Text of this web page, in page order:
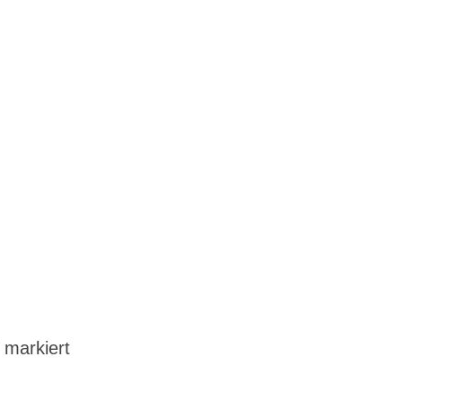
markiert